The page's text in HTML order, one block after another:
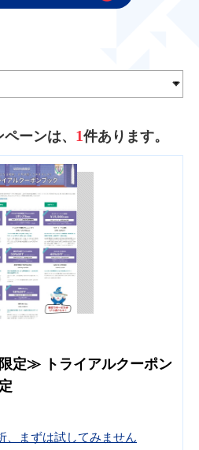
ーンは、 1件あります。
定≫ トライアルクーポン
、まずは試してみません